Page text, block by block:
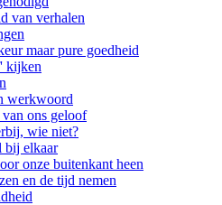
van verhalen
maar pure goedheid
kijken
werkwoord
ons geloof
wie niet?
bij elkaar
onze buitenkant heen
en de tijd nemen